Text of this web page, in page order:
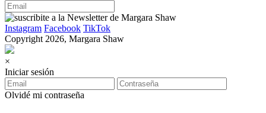
Instagram Facebook TikTok
Copyright 2026, Margara Shaw
×
Iniciar sesión
Olvidé mi contraseña